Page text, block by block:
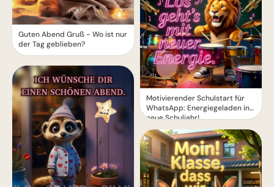
Guten Abend Gruß - Wo ist nur
der Tag geblieben?
Motivierender Schulstart für
WhatsApp: Energiegeladen ins
neue Schuljahr!